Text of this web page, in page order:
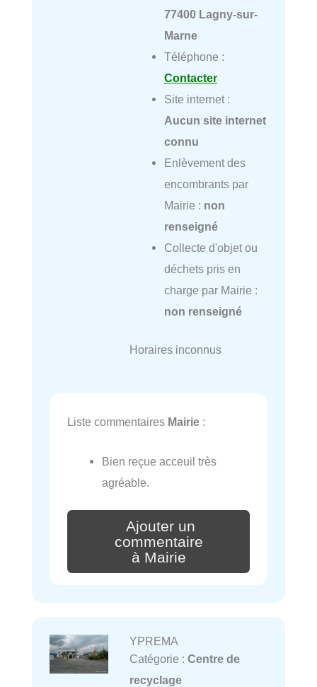
77400 Lagny-sur-
Marne
Téléphone :
Contacter
Site internet :
Aucun site internet
connu
Enlèvement des
encombrants par
Mairie : non
renseigné
Collecte d'objet ou
déchets pris en
charge par Mairie :
non renseigné
Horaires inconnus
Liste commentaires Mairie :
Bien reçue acceuil très
agréable.
Ajouter un
commentaire
à Mairie
YPREMA
Catégorie : Centre de
recyclage